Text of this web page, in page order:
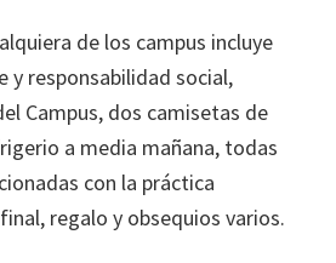
de los campus incluye
y responsabilidad social,
Campus, dos camisetas de
a media mañana, todas
con la práctica
regalo y obsequios varios.